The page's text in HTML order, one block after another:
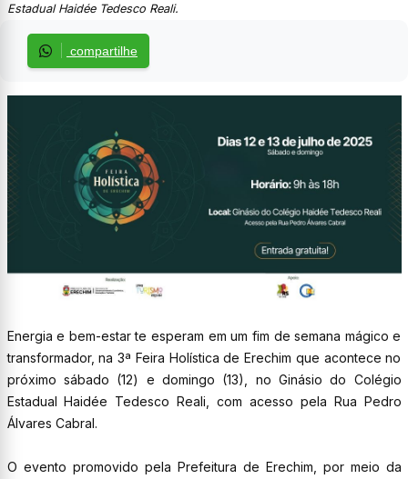
Estadual Haidée Tedesco Reali.
compartilhe
Energia e bem-estar te esperam em um fim de semana mágico e
transformador, na 3ª Feira Holística de Erechim que acontece no
próximo sábado (12) e domingo (13), no Ginásio do Colégio
Estadual Haidée Tedesco Reali, com acesso pela Rua Pedro
Álvares Cabral.
O evento promovido pela Prefeitura de Erechim, por meio da